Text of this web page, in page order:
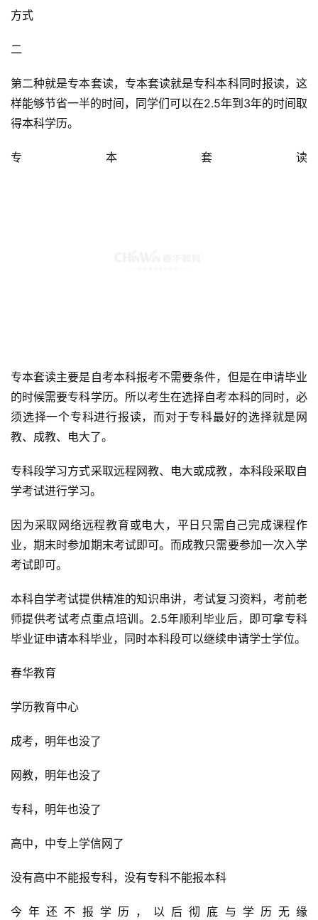
方式
二
第二种就是专本套读，专本套读就是专科本科同时报读，这
样能够节省一半的时间，同学们可以在2.5年到3年的时间取
得本科学历。
专本套读
专本套读主要是自考本科报考不需要条件，但是在申请毕业
的时候需要专科学历。所以考生在选择自考本科的同时，必
须选择一个专科进行报读，而对于专科最好的选择就是网
教、成教、电大了。
专科段学习方式采取远程网教、电大或成教，本科段采取自
学考试进行学习。
因为采取网络远程教育或电大，平日只需自己完成课程作
业，期末时参加期末考试即可。而成教只需要参加一次入学
考试即可。
本科自学考试提供精准的知识串讲，考试复习资料，考前老
师提供考试考点重点培训。2.5年顺利毕业后，即可拿专科
毕业证申请本科毕业，同时本科段可以继续申请学士学位。
春华教育
学历教育中心
成考，明年也没了
网教，明年也没了
专科，明年也没了
高中，中专上学信网了
没有高中不能报专科，没有专科不能报本科
今年还不报学历，以后彻底与学历无缘